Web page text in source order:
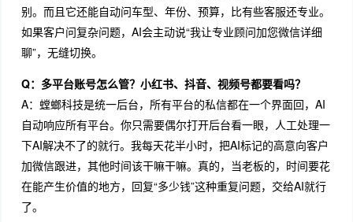
别。而且它还能自动问车型、年份、预算，比有些客服还专业。
如果客户问复杂问题，AI会主动说“我让专业顾问加您微信详细
聊”，无缝切换。
Q：多平台账号怎么管？小红书、抖音、视频号都要看吗？
A：螳螂科技是统一后台，所有平台的私信都在一个界面回，AI
自动响应所有平台。你只需要偶尔打开后台看一眼，人工处理一
下AI解决不了的就行。我每天花半小时，把AI标记的高意向客户
加微信跟进，其他时间该干嘛干嘛。真的，当老板的，时间要花
在能产生价值的地方，回复“多少钱”这种重复问题，交给AI就行
了。